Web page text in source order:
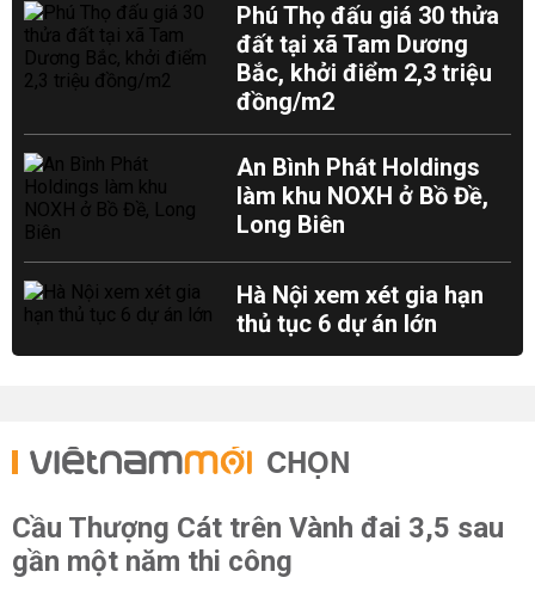
Phú Thọ đấu giá 30 thửa
đất tại xã Tam Dương
Bắc, khởi điểm 2,3 triệu
đồng/m2
An Bình Phát Holdings
làm khu NOXH ở Bồ Đề,
Long Biên
Hà Nội xem xét gia hạn
thủ tục 6 dự án lớn
CHỌN
Cầu Thượng Cát trên Vành đai 3,5 sau
gần một năm thi công